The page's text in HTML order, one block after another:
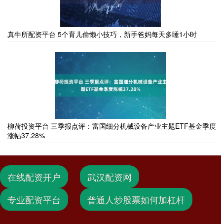
真牛所配资平台 5个育儿偷懒小技巧，新手爸妈每天多睡1小时
柳荷投资平台 三季报点评：富国细分机械设备产业主题ETF基金季度
涨幅37.28%
在线配资开户
武汉配资网
专业配资平台
普通人炒股票如何加杠杆